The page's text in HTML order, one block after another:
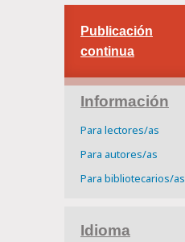
Publicación
continua
Información
Para lectores/as
Para autores/as
Para bibliotecarios/as
Idioma